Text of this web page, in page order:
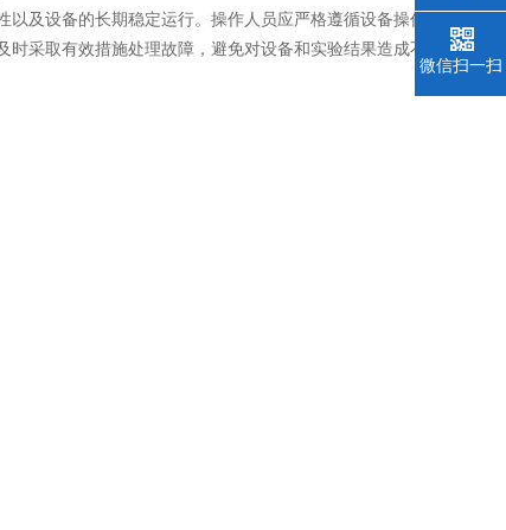
及设备的长期稳定运行。操作人员应严格遵循设备操作
采取有效措施处理故障，避免对设备和实验结果造成不
微信扫一扫